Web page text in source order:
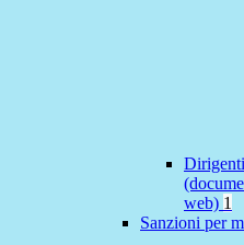
web) 1
Sanzioni per